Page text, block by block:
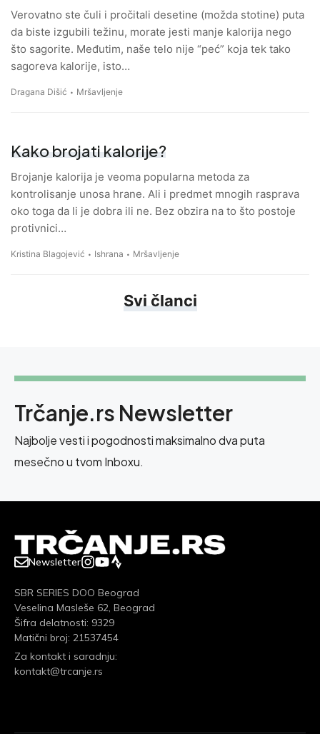
Verovatno ste čuli i pročitali desetine (možda stotine) puta
da biste izgubili težinu, morate jesti manje kalorija nego
što sagorite. Međutim, naše telo nije “peć” koja tek tako
sagoreva kalorije, isto…
Dragana Dišić Mršavljenje
Kako brojati kalorije?
Brojanje kalorija je veoma popularna metoda za
kontrolisanje unosa hrane. Ali i predmet mnogih rasprava
oko toga da li je dobra ili ne. Bez obzira na to što postoje
protivnici…
Kristina Blagojević Ishrana Mršavljenje
Svi članci
Trčanje.rs Newsletter
Najbolje vesti i pogodnosti maksimalno dva puta
mesečno u tvom Inboxu.
Newsletter
SBR SERIES DOO Beograd
Veselina Masleše 62, Beograd
Šifra delatnosti: 9329
Matični broj: 21537454
Za kontakt i saradnju:
kontakt@trcanje.rs